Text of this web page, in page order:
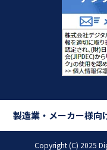
製造業・メーカー様
Copyright (C) 2025